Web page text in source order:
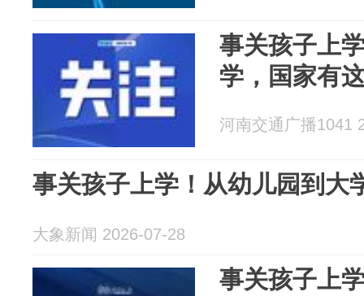
事关孩子上
学，国家有
河南交通广播1041
事关孩子上学！从幼儿园到大
大象新闻 2026-07-28
事关孩子上